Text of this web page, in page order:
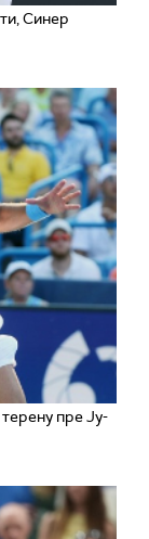
Синер
пре Ју-